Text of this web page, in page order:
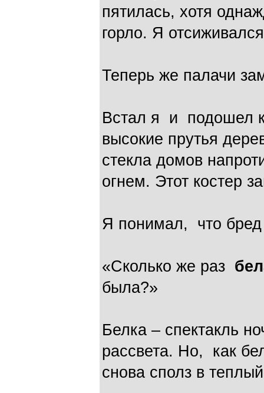
пятилась, хотя
горло. Я
Теперь же палачи
Встал я и подошел к
высокие прутья
стекла домов
огнем. Этот костер
Я понимал, что
«Сколько же раз
была?»
Белка – спектакль
рассвета. Но, как
снова сполз в